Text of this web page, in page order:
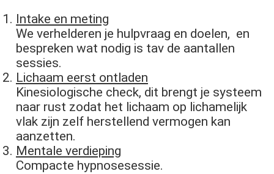
Intake en meting
We verhelderen je hulpvraag en doelen, en
bespreken wat nodig is tav de aantallen
sessies.
Lichaam eerst ontladen
Kinesiologische check, dit brengt je systeem
naar rust zodat het lichaam op lichamelijk
vlak zijn zelf herstellend vermogen kan
aanzetten.
Mentale verdieping
Compacte hypnosesessie.